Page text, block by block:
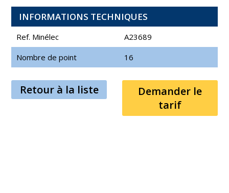
INFORMATIONS TECHNIQUES
Ref. Minélec
A23689
Nombre de point
16
Retour à la liste
Demander le
tarif